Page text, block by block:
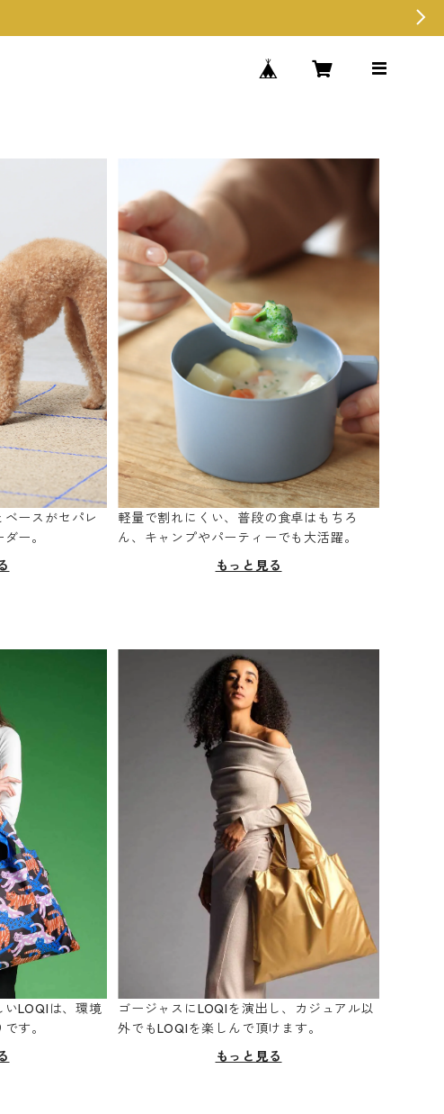
ースがセパレ
ー。
軽量で割れにくい、普段の食卓はもちろ
ん、キャンプやパーティーでも大活躍。
もっと見る
LOQIは、環境
す。
ゴージャスにLOQIを演出し、カジュアル以
外でもLOQIを楽しんで頂けます。
もっと見る